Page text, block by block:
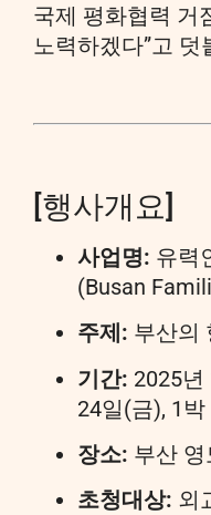
국제 평화협력 거
노력하겠다”고 덧
[행사개요]
사업명: 유력
(Busan
주제: 부산의
기간: 2025년
24일(금), 1박
장소: 부산
초청대상: 외